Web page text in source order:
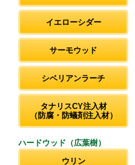
イエローシダー
サーモウッド
シベリアンラーチ
タナリスCY注入材
（防腐・防蟻剤注入材）
ハードウッド（広葉樹）
ウリン